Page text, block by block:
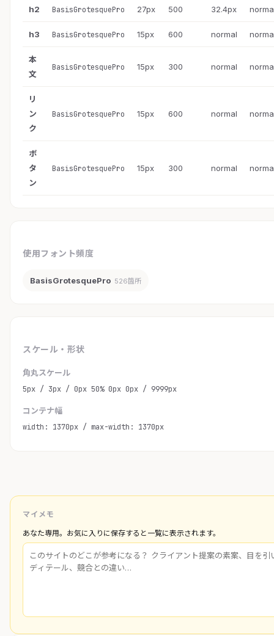
h2 BasisGrotesquePro 27px 500 32.4px
h3 BasisGrotesquePro 15px 600 normal
本
文
BasisGrotesquePro 15px 300 normal
リ
ン
ク
BasisGrotesquePro 15px 600 normal
ボ
タ
ン
BasisGrotesquePro 15px 300 normal
使用フォント頻度
BasisGrotesquePro 526箇所
スケール・形状
角丸スケール
5px / 3px / 0px 50% 0px 0px / 9999px
コンテナ幅
width: 1370px / max-width: 1370px
マイメモ
あなた専用。お気に入りに保存すると一覧に表示されます。